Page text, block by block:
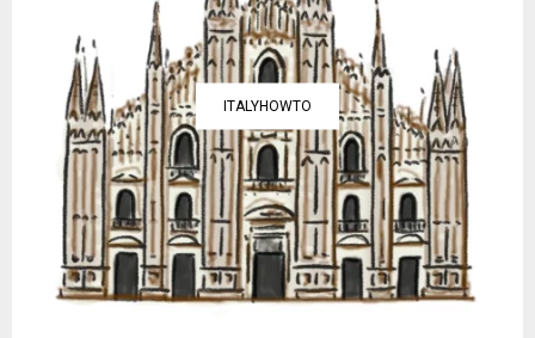
ITALYHOWTO